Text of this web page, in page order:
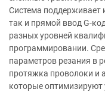
Система поддерживает
так и прямой ввод G-
разных уровней
программировании.
параметров резания в
протяжка проволоки и
которые оптимизируют